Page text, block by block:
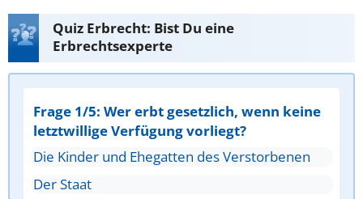
Quiz Erbrecht: Bist Du eine
Erbrechtsexperte
Frage 1/5: Wer erbt gesetzlich, wenn keine
letztwillige Verfügung vorliegt?
Die Kinder und Ehegatten des Verstorbenen
Der Staat